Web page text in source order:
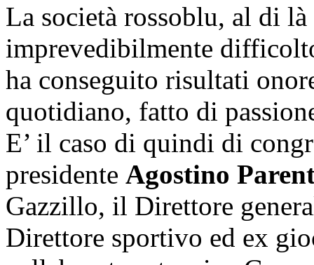
La società rossoblu, al di
imprevedibilmente
ha conseguito risultati
quotidiano, fatto di
E’ il caso di quindi di
presidente Agostino
Gazzillo, il Direttore
Direttore sportivo ed ex